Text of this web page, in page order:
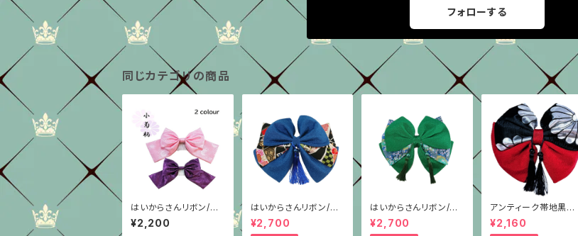
フォローする
同じカテゴリの商品
はいからさんリボン/菊
花文様シンプル型/2色
¥2,200
はいからさんリボン/柄
重ね/青ちりめん
¥2,700
はいからさんリボン/柄
重ね/グリーンちりめん
¥2,700
アンティーク帯地黒銀×
赤/3種/ちりめん/はい
からさんリボン
¥2,160